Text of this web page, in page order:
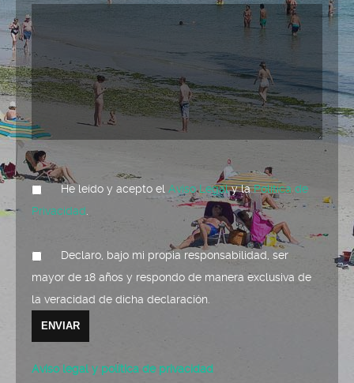
He leído y acepto el Aviso Legaly laPolítica de
Privacidad
Declaro, bajo mi propia responsabilidad, ser
mayor de 18 años y respondo de manera exclusiva de
la veracidad de dicha declaración.
Aviso legal y política de privacidad